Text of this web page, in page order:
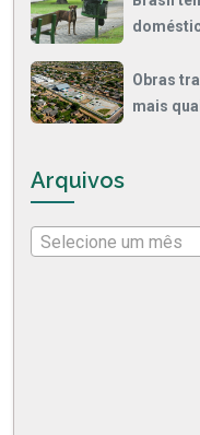
Obras
mais
Arquivos
Selecione um mês